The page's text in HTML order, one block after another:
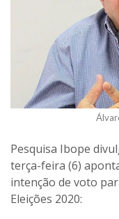
Pesquisa Ibope
terça-feira (6)
intenção de voto
Eleições 2020: